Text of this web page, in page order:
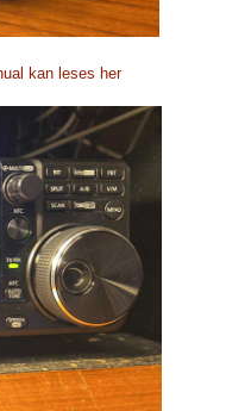
kan leses her